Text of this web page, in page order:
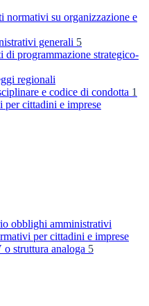
normativi su organizzazione e
generali 5
di programmazione strategico-
regionali
e codice di condotta 1
cittadini e imprese
obblighi amministrativi
per cittadini e imprese
struttura analoga 5